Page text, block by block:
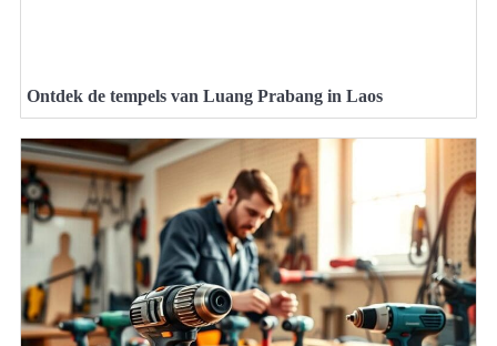
Ontdek de tempels van Luang Prabang in Laos